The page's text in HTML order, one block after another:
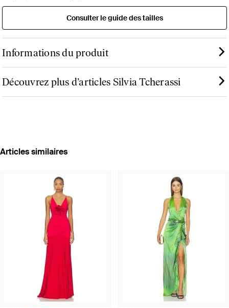
Consulter le guide des tailles
Informations du produit
Découvrez plus d’articles Silvia Tcherassi
Articles similaires